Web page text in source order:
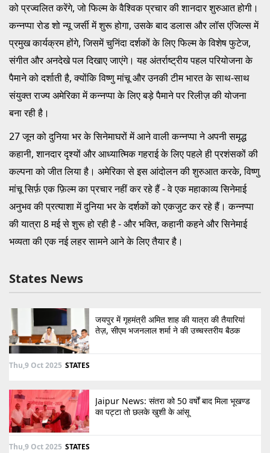
को प्रज्वलित करेंगे, जो फिल्म के वैश्विक प्रचार की शानदार शुरुआत होगी।
कन्नप्पा रोड शो न्यू जर्सी में शुरू होगा, उसके बाद डलास और लॉस एंजिल्स में
प्रमुख कार्यक्रम होंगे, जिसमें चुनिंदा दर्शकों के लिए फिल्म के विशेष फुटेज,
संगीत और अनदेखे पल दिखाए जाएंगे। यह अंतर्राष्ट्रीय पहल परियोजना के
पैमाने को दर्शाती है, क्योंकि विष्णु मांचू और उनकी टीम भारत के साथ-साथ
संयुक्त राज्य अमेरिका में कन्नप्पा के लिए बड़े पैमाने पर रिलीज़ की योजना
बना रही है।
27 जून को दुनिया भर के सिनेमाघरों में आने वाली कन्नप्पा ने अपनी समृद्ध
कहानी, शानदार दृश्यों और आध्यात्मिक गहराई के लिए पहले ही प्रशंसकों की
कल्पना को जीत लिया है। अमेरिका से इस आंदोलन की शुरुआत करके, विष्णु
मांचू सिर्फ़ एक फ़िल्म का प्रचार नहीं कर रहे हैं - वे एक महाकाव्य सिनेमाई
अनुभव की प्रत्याशा में दुनिया भर के दर्शकों को एकजुट कर रहे हैं। कन्नप्पा
की यात्रा 8 मई से शुरू हो रही है - और भक्ति, कहानी कहने और सिनेमाई
भव्यता की एक नई लहर सामने आने के लिए तैयार है।
States News
जयपुर में गृहमंत्री अमित शाह की यात्रा की तैयारियां
तेज़, सीएम भजनलाल शर्मा ने की उच्चस्तरीय बैठक
Thu,9 Oct 2025 STATES
Jaipur News: संतरा को 50 वर्षों बाद मिला भूखण्ड
का पट्टा तो छलके खुशी के आंसू
Thu,9 Oct 2025 STATES